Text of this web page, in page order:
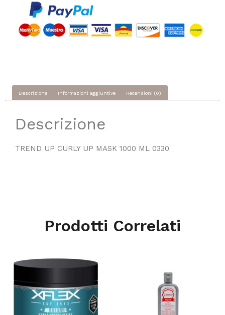
Descrizione Informazioni aggiuntive Recensioni (0)
Descrizione
TREND UP CURLY UP MASK 1000 ML 0330
Prodotti Correlati